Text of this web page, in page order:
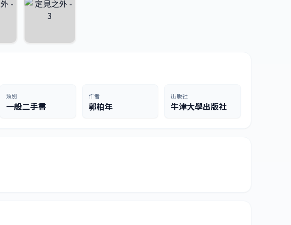
類別
一般二手書
作者
郭柏年
出版社
牛津大學出版社